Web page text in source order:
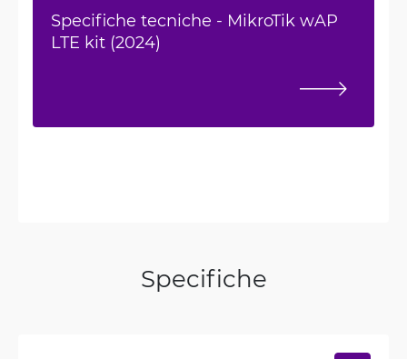
Specifiche tecniche - MikroTik wAP
LTE kit (2024)
Specifiche